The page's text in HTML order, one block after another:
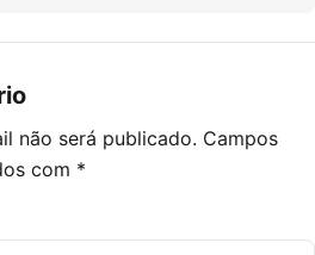
não será publicado. Campos
com *